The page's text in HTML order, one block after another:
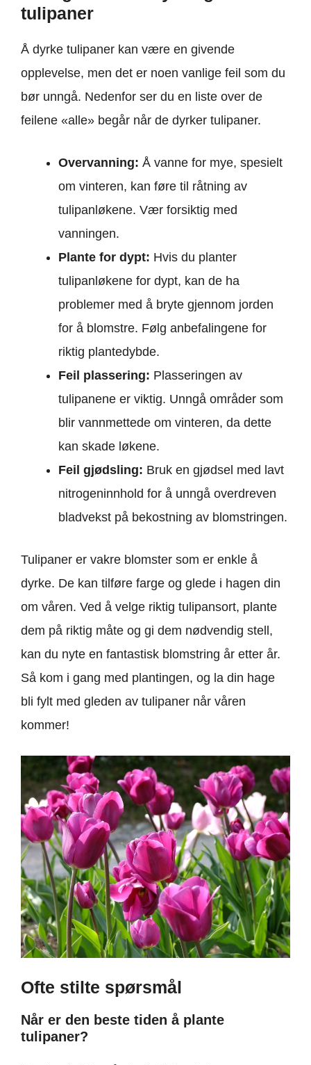
tulipaner
Å dyrke tulipaner kan være en givende
opplevelse, men det er noen vanlige feil som du
bør unngå. Nedenfor ser du en liste over de
feilene «alle» begår når de dyrker tulipaner.
Overvanning: Å vanne for mye, spesielt
om vinteren, kan føre til råtning av
tulipanløkene. Vær forsiktig med
vanningen.
Plante for dypt: Hvis du planter
tulipanløkene for dypt, kan de ha
problemer med å bryte gjennom jorden
for å blomstre. Følg anbefalingene for
riktig plantedybde.
Feil plassering: Plasseringen av
tulipanene er viktig. Unngå områder som
blir vannmettede om vinteren, da dette
kan skade løkene.
Feil gjødsling: Bruk en gjødsel med lavt
nitrogeninnhold for å unngå overdreven
bladvekst på bekostning av blomstringen.
Tulipaner er vakre blomster som er enkle å
dyrke. De kan tilføre farge og glede i hagen din
om våren. Ved å velge riktig tulipansort, plante
dem på riktig måte og gi dem nødvendig stell,
kan du nyte en fantastisk blomstring år etter år.
Så kom i gang med plantingen, og la din hage
bli fylt med gleden av tulipaner når våren
kommer!
Ofte stilte spørsmål
Når er den beste tiden å plante
tulipaner?